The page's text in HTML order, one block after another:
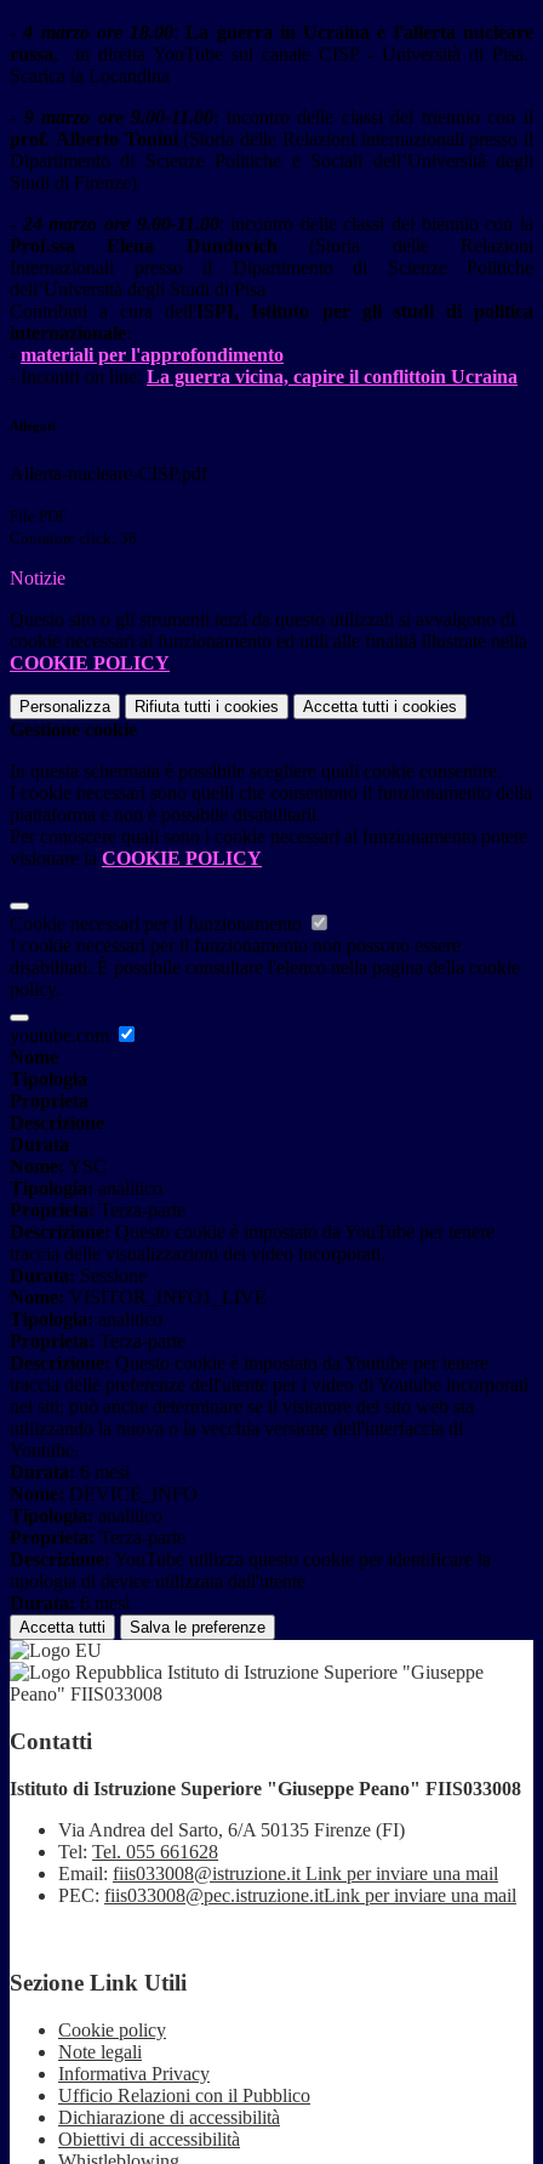
-4 marzo ore 18.00:La guerra in Ucraina e l'allerta nucleare
russa, in diretta YouTube sul canale CISP - Università di Pisa.
Scarica la Locandina
- 9 marzo ore 9.00-11.00: incontro delle classi del triennio con il
prof. Alberto Tonini (Storia delle Relazioni internazionali presso il
Dipartimento di Scienze Politiche e Sociali dell’Università degli
Studi di Firenze)
- 24 marzo ore 9.00-11.00: incontro delle classi del biennio con la
Prof.ssa Elena Dundovich (Storia delle Relazioni
Internazionali presso il Dipartimento di Scienze Politiche
dell’Università degli Studi di Pisa
Contributi a curadell'ISPI, Istituto per gli studi di politica
internazionale:
- materiali per l'approfondimento
- Incontri on line: La guerra vicina, capire il conflittoin Ucraina
Allegati
Allerta-nucleare-CISP.pdf
File PDF
Contatore click: 36
Notizie
Questo sito o gli strumenti terzi da questo utilizzati si avvalgono di
cookie necessari al funzionamento ed utili alle finalità illustrate nella
COOKIE POLICY.
Personalizza Rifiuta tutti i cookies Accetta tutti i cookies
Gestione cookie
In questa schermata è possibile scegliere quali cookie consentire.
I cookie necessari sono quelli che consentono il funzionamento della
piattaforma e non è possibile disabilitarli.
Per conoscere quali sono i cookie necessari al funzionamento potete
visionare la COOKIE POLICY.
Cookie necessari per il funzionamento
I cookie necessari per il funzionamento non possono essere
disabilitati. È possibile consultare l'elenco nella pagina della cookie
policy.
youtube.com
Nome
Tipologia
Proprieta
Descrizione
Durata
Nome: YSC
Tipologia: analitico
Proprieta: Terza-parte
Descrizione: Questo cookie è impostato da YouTube per tenere
traccia delle visualizzazioni dei video incorporati.
Durata: Sessione
Nome: VISITOR_INFO1_LIVE
Tipologia: analitico
Proprieta: Terza-parte
Descrizione: Questo cookie è impostato da Youtube per tenere
traccia delle preferenze dell'utente per i video di Youtube incorporati
nei siti; può anche determinare se il visitatore del sito web sta
utilizzando la nuova o la vecchia versione dell'interfaccia di
Youtube.
Durata: 6 mesi
Nome: DEVICE_INFO
Tipologia: analitico
Proprieta: Terza-parte
Descrizione: YouTube utilizza questo cookie per identificare la
tipologia di device utilizzata dall'utente
Durata: 6 mesi
Accetta tutti Salva le preferenze
Istituto di Istruzione Superiore "Giuseppe
Peano" FIIS033008
Contatti
Istituto di Istruzione Superiore "Giuseppe Peano" FIIS033008
Via Andrea del Sarto, 6/A 50135 Firenze (FI)
Tel: Tel. 055 661628
Email: fiis033008@istruzione.it Link per inviare una mail
PEC: fiis033008@pec.istruzione.itLink per inviare una mail
Sezione Link Utili
Cookie policy
Note legali
Informativa Privacy
Ufficio Relazioni con il Pubblico
Dichiarazione di accessibilità
Obiettivi di accessibilità